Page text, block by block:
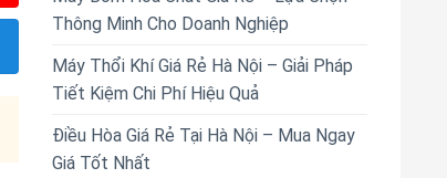
Thông Minh Cho Doanh Nghiệp
Máy Thổi Khí Giá Rẻ Hà Nội – Giải Pháp
Tiết Kiệm Chi Phí Hiệu Quả
Điều Hòa Giá Rẻ Tại Hà Nội – Mua Ngay
Giá Tốt Nhất